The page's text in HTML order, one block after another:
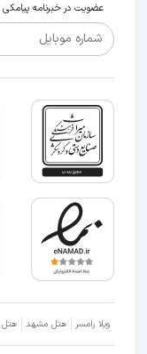
عضویت در خبرنامه پیامکی
شماره موبایل
ویلا رامسر هتل مشهد